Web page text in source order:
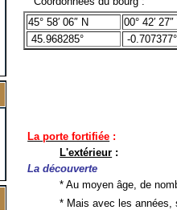
45° 58′ 06″ N
00° 42′
45.968285°
-0.707377°
La porte fortifiée :
L'extérieur :
La découverte
* Au moyen âge, de
* Mais avec les années,